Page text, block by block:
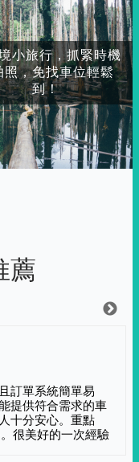
小旅行，抓緊時機
照，免找車位輕鬆
到！
薦
訂單系統簡單易
提供符合需求的車
十分安心。重點
很美好的一次經驗